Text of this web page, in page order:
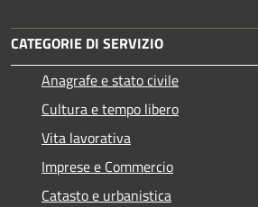
CATEGORIE DI SERVIZIO
Anagrafe e stato civile
Cultura e tempo libero
Vita lavorativa
Imprese e Commercio
Catasto e urbanistica